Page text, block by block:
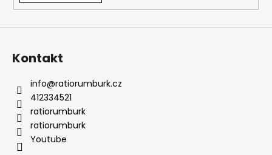
n
a
í
?
Kontakt
info@ratiorumburk.cz
412334521
ratiorumburk
ratiorumburk
Youtube